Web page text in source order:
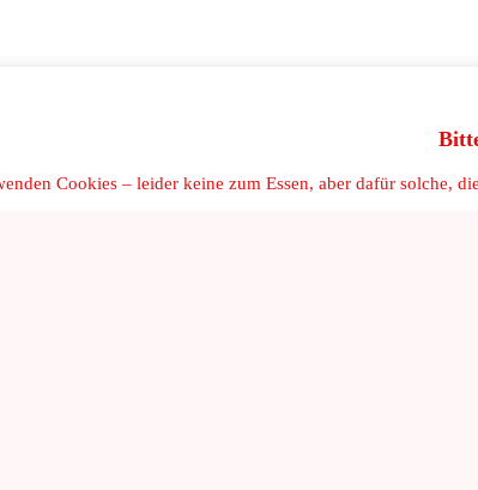
Cookies – leider keine zum Essen, aber dafür solche,